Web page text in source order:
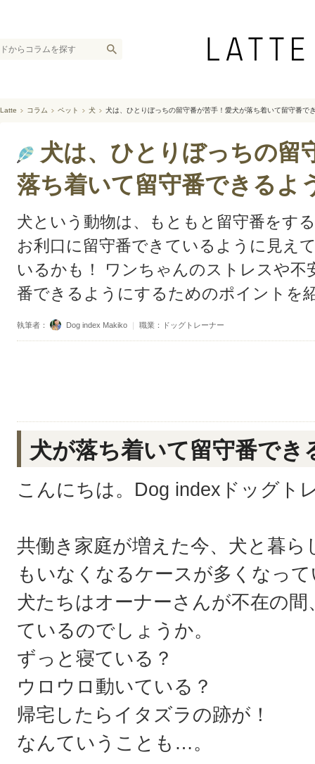
Latte コラム ペット 犬 犬は、ひとりぼっちの留守番が苦手！愛犬が落ち着いて留守番で
犬は、ひとりぼっちの留
落ち着いて留守番できるよ
犬という動物は、もともと留守番をす
お利口に留守番できているように見え
いるかも！ ワンちゃんのストレスや不
番できるようにするためのポイントを
執筆者： Dog index Makiko ｜ 職業：ドッグトレーナー
犬が落ち着いて留守番で
こんにちは。Dog indexドッグト
共働き家庭が増えた今、犬と暮
もいなくなるケースが多くなっ
犬たちはオーナーさんが不在の
ているのでしょうか。
ずっと寝ている？
ウロウロ動いている？
帰宅したらイタズラの跡が！
なんていうことも…。